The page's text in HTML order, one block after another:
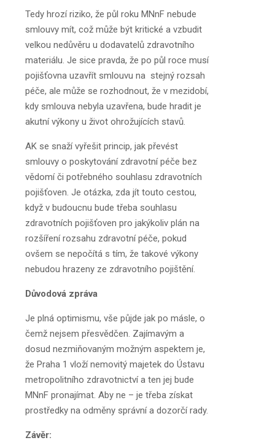
Tedy hrozí riziko, že půl roku MNnF nebude
smlouvy mít, což může být kritické a vzbudit
velkou nedůvěru u dodavatelů zdravotního
materiálu. Je sice pravda, že po půl roce musí
pojišťovna uzavřít smlouvu na stejný rozsah
péče, ale může se rozhodnout, že v mezidobí,
kdy smlouva nebyla uzavřena, bude hradit je
akutní výkony u život ohrožujících stavů.
AK se snaží vyřešit princip, jak převést
smlouvy o poskytování zdravotní péče bez
vědomí či potřebného souhlasu zdravotních
pojišťoven. Je otázka, zda jít touto cestou,
když v budoucnu bude třeba souhlasu
zdravotních pojišťoven pro jakýkoliv plán na
rozšíření rozsahu zdravotní péče, pokud
ovšem se nepočítá s tím, že takové výkony
nebudou hrazeny ze zdravotního pojištění.
Důvodová zpráva
Je plná optimismu, vše půjde jak po másle, o
čemž nejsem přesvědčen. Zajímavým a
dosud nezmiňovaným možným aspektem je,
že Praha 1 vloží nemovitý majetek do Ústavu
metropolitního zdravotnictví a ten jej bude
MNnF pronajímat. Aby ne – je třeba získat
prostředky na odměny správní a dozorčí rady.
Závěr: